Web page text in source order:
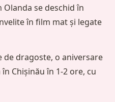
se deschid în
în film mat și legate
dragoste, o aniversare
Chișinău în 1-2 ore, cu